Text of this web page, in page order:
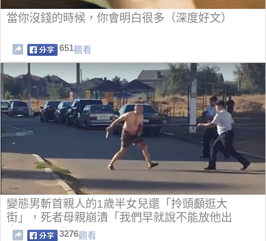
當你沒錢的時候，你會明白很多（深度好文）
651觀看
變態男斬首親人的1歲半女兒還「拎頭顱逛大
街」，死者母親崩潰「我們早就說不能放他出
來」！
3276觀看